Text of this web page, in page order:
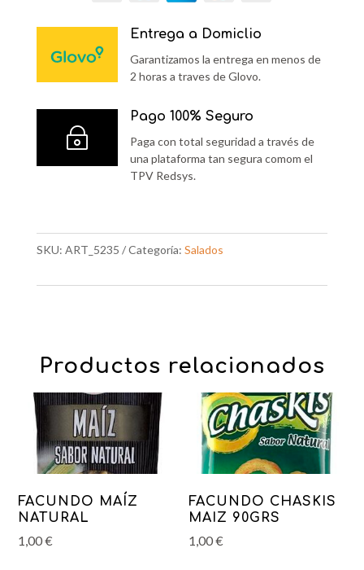
Entrega a Domiclio
Garantizamos la entrega en menos de
2 horas a traves de Glovo.
~
Pago 100% Seguro
Paga con total seguridad a través de
una plataforma tan segura comom el
TPV Redsys.
SKU: ART_5235 Categoría: Salados
Productos relacionados
FACUNDO MAÍZ
NATURAL
1,00€
FACUNDO CHASKIS
MAIZ 90GRS
1,00€